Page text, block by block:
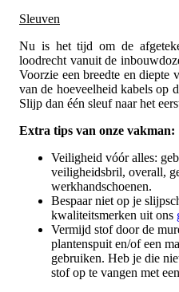
Sleuven
Nu is het tijd om de
loodrecht vanuit de
Voorzie een breedte en
van de hoeveelheid kabels op
Slijp dan één sleuf naar het
Extra tips van onze vakman:
Veiligheid vóór alles:
veiligheidsbril, overall,
werkhandschoenen.
Bespaar niet op je
kwaliteitsmerken uit ons
Vermijd stof door de
plantenspuit en/of een
gebruiken. Heb je die
stof op te vangen met